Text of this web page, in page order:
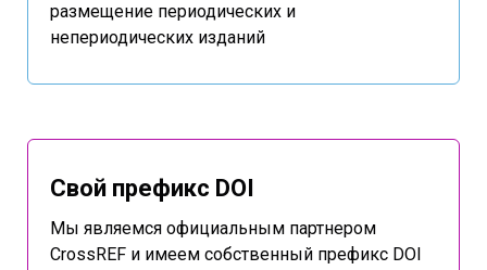
размещение периодических и
непериодических изданий
Свой префикс DOI
Мы являемся официальным партнером
CrossREF и имеем собственный префикс DOI